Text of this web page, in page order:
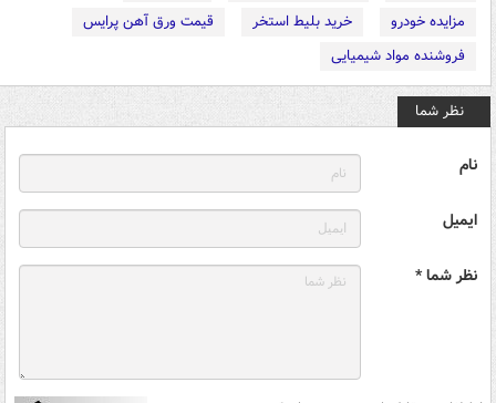
مزایده خودرو
خرید بلیط استخر
قیمت ورق آهن پرایس
فروشنده مواد شیمیایی
نظر شما
نام
ایمیل
نظر شما *